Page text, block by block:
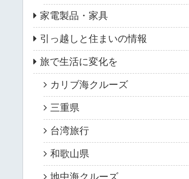
家電製品・家具
引っ越しと住まいの情報
旅で生活に変化を
カリブ海クルーズ
三重県
台湾旅行
和歌山県
地中海クルーズ